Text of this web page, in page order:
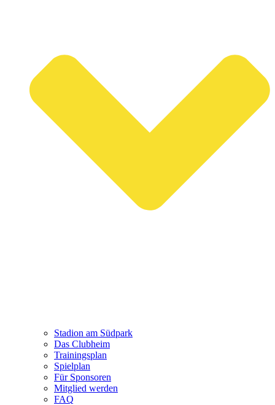
Stadion am Südpark
Das Clubheim
Trainingsplan
Spielplan
Für Sponsoren
Mitglied werden
FAQ